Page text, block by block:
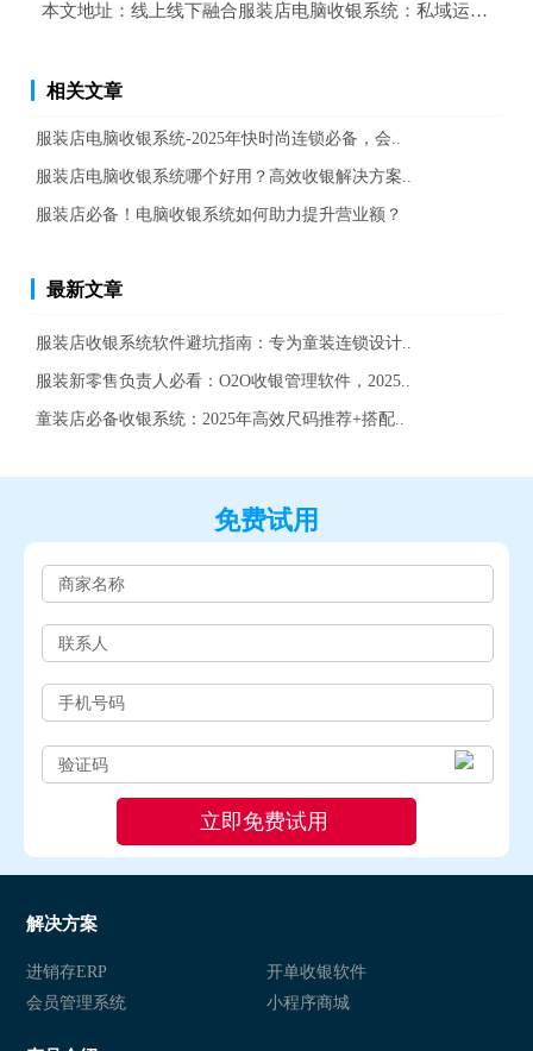
本文地址： 线上线下融合服装店电脑收银系统：私域运营工具
相关文章
服装店电脑收银系统-2025年快时尚连锁必备，会..
服装店电脑收银系统哪个好用？高效收银解决方案..
服装店必备！电脑收银系统如何助力提升营业额？
最新文章
服装店收银系统软件避坑指南：专为童装连锁设计..
服装新零售负责人必看：O2O收银管理软件，2025..
童装店必备收银系统：2025年高效尺码推荐+搭配..
免费试用
解决方案
进销存ERP
开单收银软件
会员管理系统
小程序商城